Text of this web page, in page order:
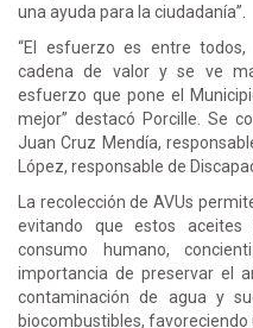
una ayuda para la ciudadanía”.
“El esfuerzo es entre
cadena de valor y se ve
esfuerzo que pone el
mejor” destacó Porcille. Se
Juan Cruz Mendía,
López, responsable de
La recolección de AVUs
evitando que estos aceites
consumo humano,
importancia de preservar el
contaminación de agua y
biocombustibles, favoreciendo